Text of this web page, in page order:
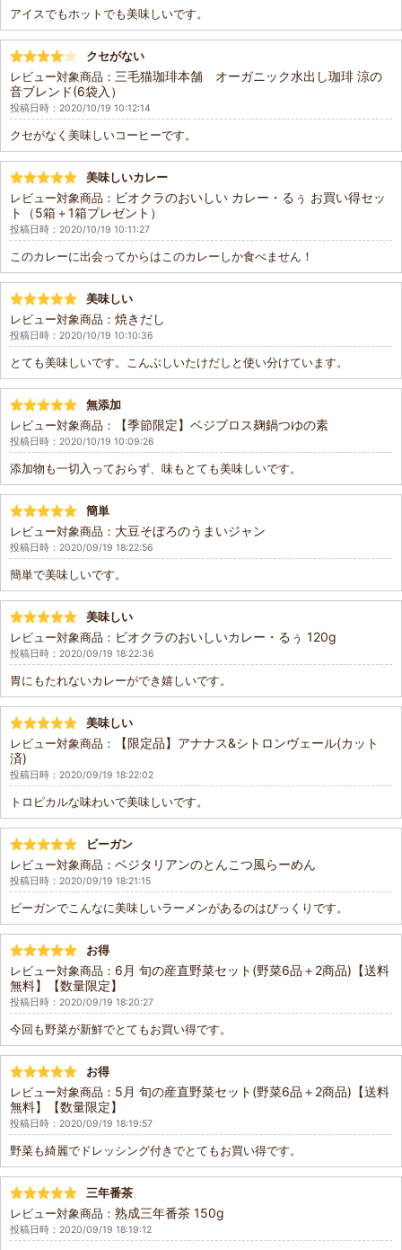
アイスでもホットでも美味しいです。
クセがない
レビュー対象商品： 三毛猫珈琲本舗 オーガニック水出し珈琲 涼の
音ブレンド(6袋入）
投稿日時：2020/10/19 10:12:14
クセがなく美味しいコーヒーです。
美味しいカレー
レビュー対象商品： ビオクラのおいしい カレー・るぅ お買い得セッ
ト（5箱＋1箱プレゼント）
投稿日時：2020/10/19 10:11:27
このカレーに出会ってからはこのカレーしか食べません！
美味しい
レビュー対象商品： 焼きだし
投稿日時：2020/10/19 10:10:36
とても美味しいです。こんぶしいたけだしと使い分けています。
無添加
レビュー対象商品：
【季節限定】ベジブロス麹鍋つゆの素
投稿日時：2020/10/19 10:09:26
添加物も一切入っておらず、味もとても美味しいです。
簡単
レビュー対象商品： 大豆そぼろのうまいジャン
投稿日時：2020/09/19 18:22:56
簡単で美味しいです。
美味しい
レビュー対象商品： ビオクラのおいしいカレー・るぅ 120g
投稿日時：2020/09/19 18:22:36
胃にもたれないカレーができ嬉しいです。
美味しい
レビュー対象商品：
【限定品】アナナス&シトロンヴェール(カット
済)
投稿日時：2020/09/19 18:22:02
トロピカルな味わいで美味しいです。
ビーガン
レビュー対象商品： ベジタリアンのとんこつ風らーめん
投稿日時：2020/09/19 18:21:15
ビーガンでこんなに美味しいラーメンがあるのはびっくりです。
お得
レビュー対象商品： 6月 旬の産直野菜セット(野菜6品＋2商品)【送料
無料】【数量限定】
投稿日時：2020/09/19 18:20:27
今回も野菜が新鮮でとてもお買い得です。
お得
レビュー対象商品： 5月 旬の産直野菜セット(野菜6品＋2商品)【送料
無料】【数量限定】
投稿日時：2020/09/19 18:19:57
野菜も綺麗でドレッシング付きでとてもお買い得です。
三年番茶
レビュー対象商品： 熟成三年番茶 150g
投稿日時：2020/09/19 18:19:12